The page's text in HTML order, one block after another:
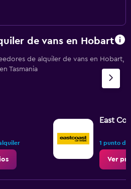
de vans en Hobart
de alquiler de vans en Hobart,
en Tasmania
East
1 punto
Ver